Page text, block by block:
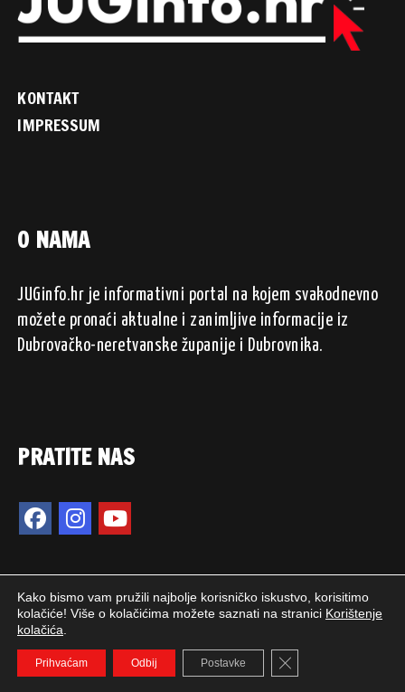
KONTAKT
IMPRESSUM
O NAMA
JUGinfo.hr je informativni portal na kojem svakodnevno
možete pronaći aktualne i zanimljive informacije iz
Dubrovačko-neretvanske županije i Dubrovnika.
PRATITE NAS
2024. © JUGinfo.hr / Sva prava pridržana.
WEB PEPERIT
Kako bismo vam pružili najbolje korisničko iskustvo, korisitimo
kolačiće! Više o kolačićima možete saznati na stranici Korištenje
kolačića
Prihvaćam Odbij Postavke Close GDPR Cookie